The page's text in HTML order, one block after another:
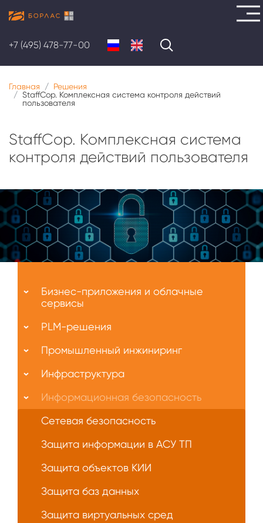
основному
содержанию
+7 (495) 478-77-00
Главная
Решения
StaffCop. Комплексная система контроля действий
пользователя
StaffCop. Комплексная система
контроля действий пользователя
нас
Бизнес-приложения и облачные
сервисы
PLM-решения
Промышленный инжиниринг
Инфраструктура
Информационная безопасность
Сетевая безопасность
Защита информации в АСУ ТП
Защита объектов КИИ
Защита баз данных
Защита виртуальных сред